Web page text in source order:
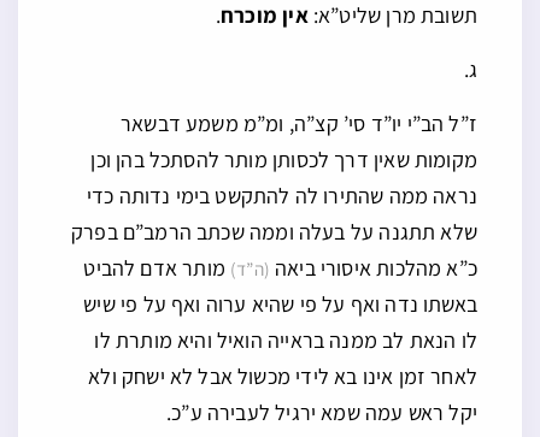
תשובת מרן שליט”א:אין מוכרח.
ג.
ז”ל הב”י יו”ד סי’ קצ”ה, ומ”מ משמע דבשאר
מקומות שאין דרך לכסותן מותר להסתכל בהן וכן
נראה ממה שהתירו לה להתקשט בימי נדותה כדי
שלא תתגנה על בעלה וממה שכתב הרמב”ם בפרק
כ”א מהלכות איסורי ביאה (ה”ד) מותר אדם להביט
באשתו נדה ואף על פי שהיא ערוה ואף על פי שיש
לו הנאת לב ממנה בראייה הואיל והיא מותרת לו
לאחר זמן אינו בא לידי מכשול אבל לא ישחק ולא
יקל ראש עמה שמא ירגיל לעבירה ע”כ.